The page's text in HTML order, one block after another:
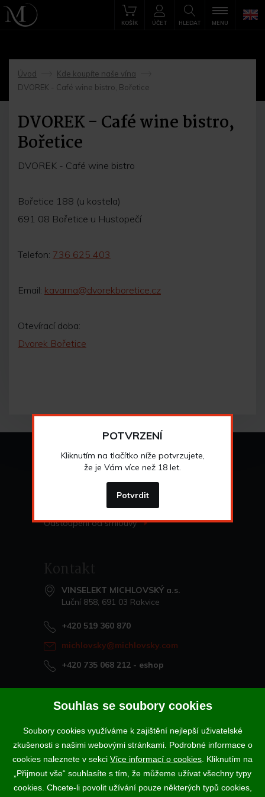
HLEDAT
KOŠÍK ÚČET MENU
Úvod
->
Kde koupíte naše vína
DVOREK - Café wine bistro, Bořetice
DVOREK - Café wine bistro,
Bořetice
DVOREK - Café wine bistro
Bořetice 188 (u kostela)
691 08 Bořetice u Hustopečí
Telefon: 736 625 403
Email: kavarna@dvorekboretice.cz
Otevírací doba:
Dvorek Bořetice
Vše o nákupu
Možnosti osobníhoodběru
Možnosti a cenadopravy
Odstoupení odsmlouvy
Kontakt
VINSELEKT MICHLOVSKÝ a.s.
Luční 858, 691 03 Rakvice
+420 519 360 870
michlovsky@michlovsky.com
+420 735 068 212 - eshop
Naše vína offline
Vinotéka Rakvice
>
Vinotéky a degustační centra
>
Podle zákona o evidenci tržeb je prodávající povinen vystavit
kupujícímu účtenku. Zároveň je povinen zaevidovat přijatou tržbu u
POTVRZENÍ
Kliknutím na tlačítko níže potvrzujete,
že je Vám více než 18 let.
Potvrdit
Souhlas se soubory cookies
Soubory cookies využíváme k zajištění nejlepší uživatelské
zkušenosti s našimi webovými stránkami. Podrobné informace o
cookies naleznete v sekci Více informací o cookies . Kliknutím na
„Přijmout vše“ souhlasíte s tím, že můžeme užívat všechny typy
cookies. Chcete-li povolit užívání pouze některých typů cookies,